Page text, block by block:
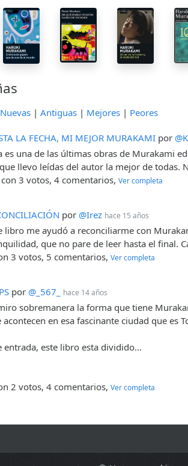
Nuevas | Antiguas | Mejores | Peores
LA FECHA, MI MEJOR MURAKAMI por
es una de las últimas obras de Murakami
llevo leídas del autor la mejor de todas.
3 votos, 4 comentarios, Ver completa
por @Irez hace 15 años
libro me ayudó a reconciliarme con
que no pare de leer hasta el final.
3 votos, 5 comentarios, Ver completa
por @_567_ hace 14 años
sobremanera la forma que tiene
acontecen en esa fascinante ciudad que es
entrada, este libro esta dividido...
2 votos, 4 comentarios, Ver completa